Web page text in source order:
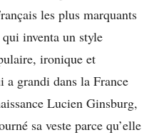
les plus marquants
inventa un style
ironique et
grandi dans la France
Lucien Ginsburg,
sa veste parce qu’elle